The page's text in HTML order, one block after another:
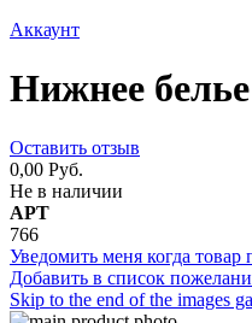
Аккаунт
Нижнее
Оставить отзыв
0,00 Руб.
Не в наличии
АРТ
766
Уведомить меня когда товар
Добавить в список
Skip to the end of the images